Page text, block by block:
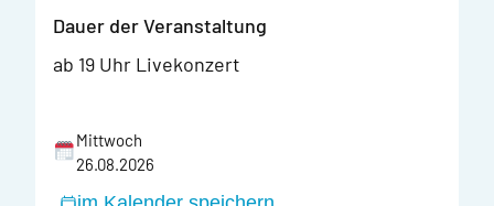
Dauer der Veranstaltung
ab 19 Uhr Livekonzert
Mittwoch
26.08.2026